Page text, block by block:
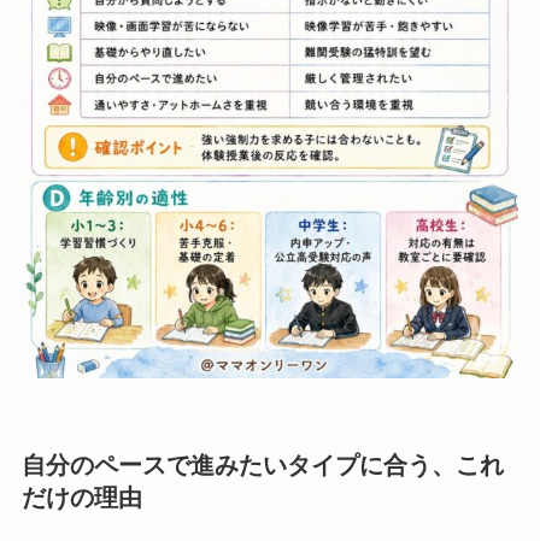
自分のペースで進みたいタイプに合う、これ
だけの理由